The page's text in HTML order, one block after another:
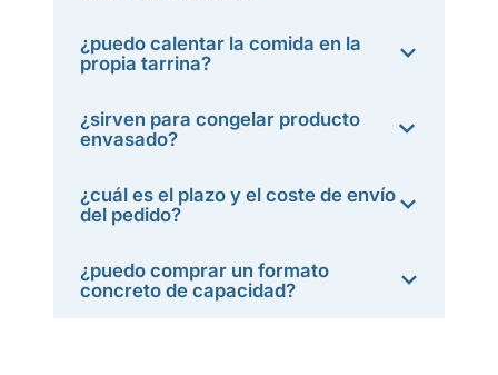
¿puedo calentar la comida en la
propia tarrina?
¿sirven para congelar producto
envasado?
¿cuál es el plazo y el coste de envío
del pedido?
¿puedo comprar un formato
concreto de capacidad?